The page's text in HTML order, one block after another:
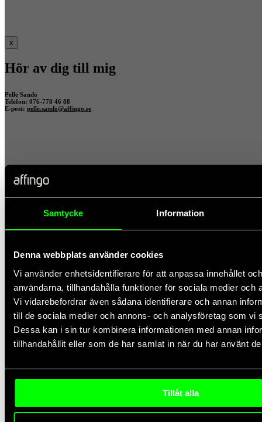
Samtycke Information
Denna webbplats använder cookies
Vi använder enhetsidentifierare för att anpassa innehållet
användarna, tillhandahålla funktioner för sociala medier och
Vi vidarebefordrar även sådana identifierare och annan
till de sociala medier och annons- och analysföretag som vi
Dessa kan i sin tur kombinera informationen med annan
tillhandahållit eller som de har samlat in när du har använt
Tillåt alla
x
Hör av dig till mig
Pelle Sandö
Telefon: 076-778 46 88
E-post: pelle.sando@affingo.se
Hör av dig till mig
Telefon: 076-778 46 88
Hör av dig till mig
Telefon: 076-778 46 88
E-post:pelle.sando@affingo.se